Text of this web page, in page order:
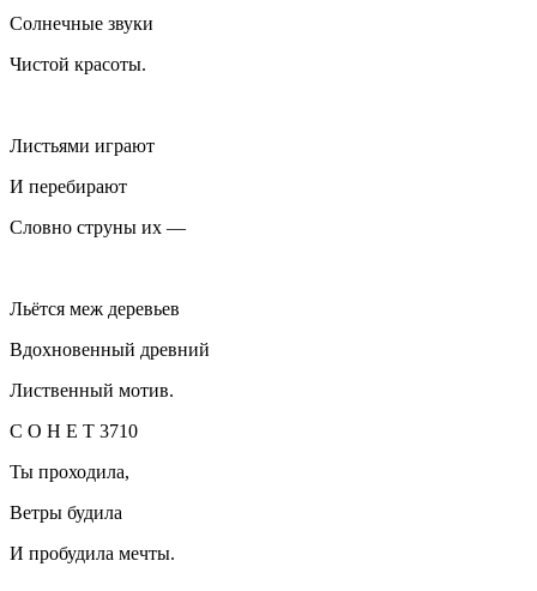
Солнечные звуки
Чистой красоты.
Листьями играют
И перебирают
Словно струны их —
Льётся меж деревьев
Вдохновенный древний
Лиственный мотив.
С О Н Е Т 3710
Ты проходила,
Ветры будила
И пробудила мечты.